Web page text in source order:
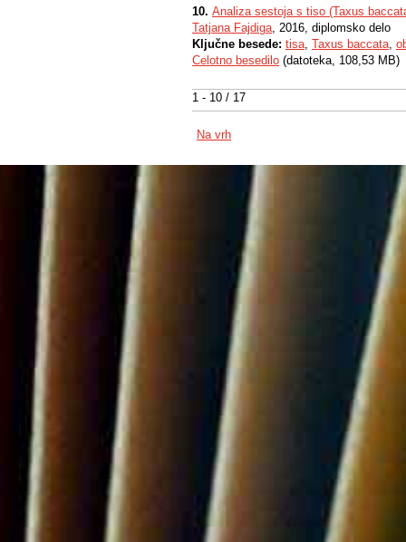
1 - 10 / 17
10. Analiza sestoja s tiso (Taxus
Tatjana Fajdiga, 2016, diplomsko delo
Ključne besede: tisa, Taxus baccata,
Celotno besedilo (datoteka, 108,53 MB)
Na vrh